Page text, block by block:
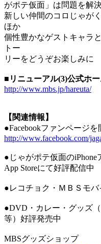
がポテ仮面」は問題を解
新しい仲間のコロじゃが
ほか
個性豊かなゲストキャラ
トー
リーをどうぞお楽しみに
■リニューアル(3)公式ホ
http://www.mbs.jp/hareuta/
【関連情報】
●Facebookファンページを
http://www.facebook.com/
●じゃがポテ仮面のiPhone
App Storeにて好評配信中
●レコチョク・ＭＢＳモ
●DVD・カレー・グッズ
等）好評発売中
MBSグッズショップ